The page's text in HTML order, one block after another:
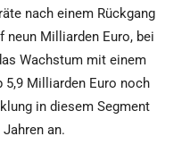
nach einem Rückgang
neun Milliarden Euro, bei
Wachstum mit einem
5,9 Milliarden Euro noch
in diesem Segment
an.